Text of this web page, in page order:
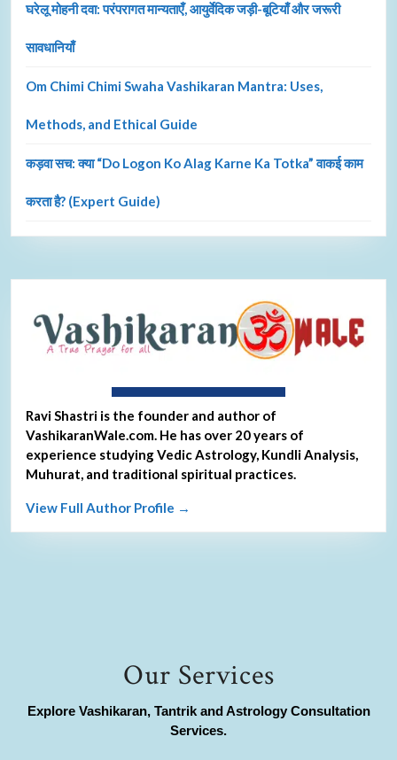
घरेलू मोहनी दवा: परंपरागत मान्यताएँ, आयुर्वेदिक जड़ी-बूटियाँ और जरूरी
सावधानियाँ
Om Chimi Chimi Swaha Vashikaran Mantra: Uses,
Methods, and Ethical Guide
कड़वा सच: क्या “Do Logon Ko Alag Karne Ka Totka” वाकई काम
करता है? (Expert Guide)
Ravi Shastri is the founder and author of
VashikaranWale.com. He has over 20 years of
experience studying Vedic Astrology, Kundli Analysis,
Muhurat, and traditional spiritual practices.
View Full Author Profile →
Our Services
Explore Vashikaran, Tantrik and Astrology Consultation
Services.